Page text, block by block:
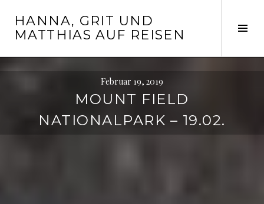
zum
Inhalt
HANNA, GRIT UND
MATTHIAS AUF REISEN
Februar 19, 2019
MOUNT FIELD
NATIONALPARK – 19.02.